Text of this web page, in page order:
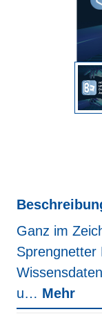
Ganz im
Sprengnetter
u… Mehr